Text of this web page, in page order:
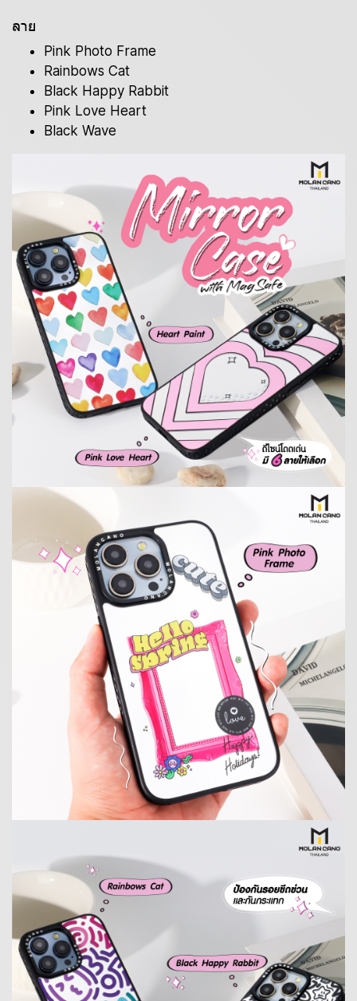
ลาย
Pink Photo Frame
Rainbows Cat
Black Happy Rabbit
Pink Love Heart
Black Wave